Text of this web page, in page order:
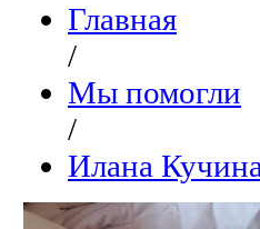
Главная
/
Мы помогли
/
Илана